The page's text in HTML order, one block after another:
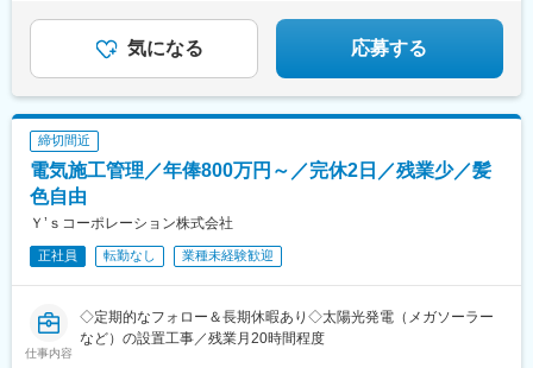
気になる 応募する
締切間近
電気施工管理／年俸800万円～／完休2日／残業少／髪
色自由
Ｙ’ｓコーポレーション株式会社
正社員 転勤なし 業種未経験歓迎
仕事内容
◇定期的なフォロー＆長期休暇あり◇太陽光発電（メガソーラー
など）の設置工事／残業月20時間程度